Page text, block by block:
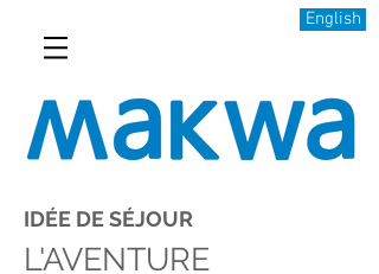
English
IDÉE DE SÉJOUR
L'AVENTURE